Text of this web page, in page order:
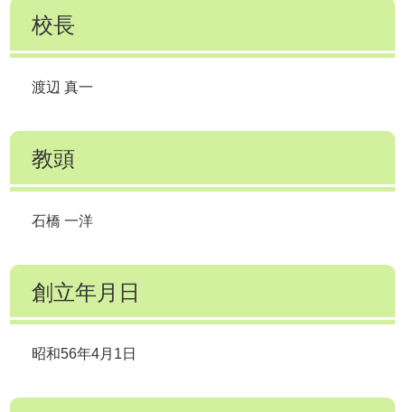
校長
渡辺 真一
教頭
石橋 一洋
創立年月日
昭和56年4月1日